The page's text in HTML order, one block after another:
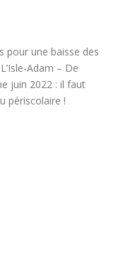
pour une baisse des
Adam – De
juin 2022 : il faut
périscolaire !